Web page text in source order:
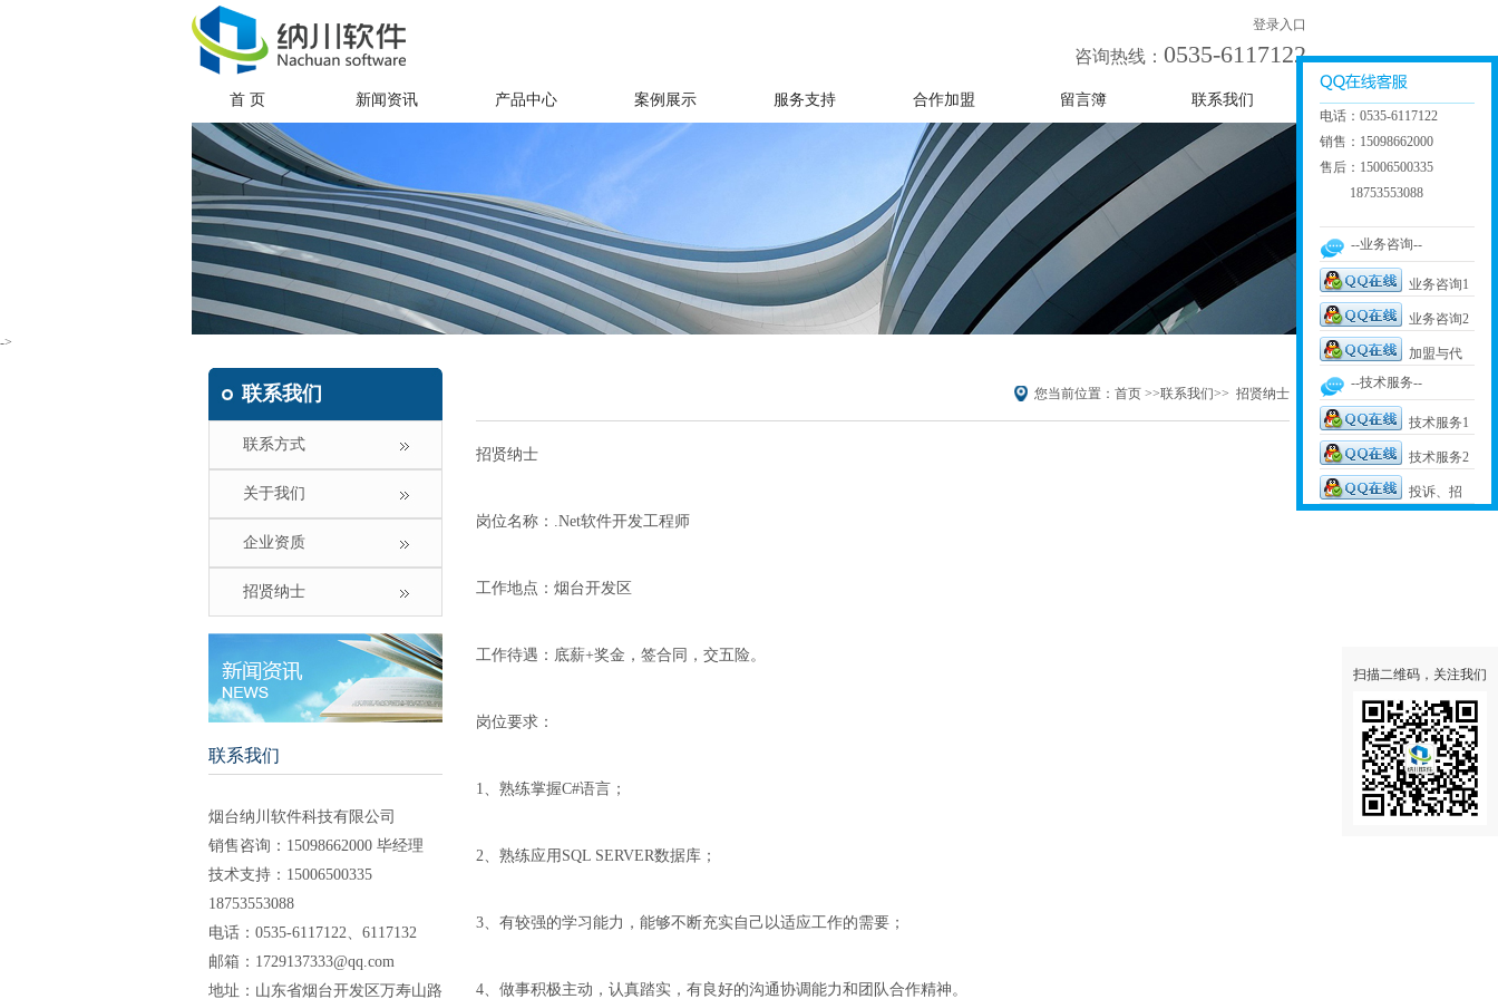
登录入口
咨询热线： 0535-6117122
首 页 新闻资讯 产品中心 案例展示 服务支持 合作加盟 留言簿 联系我们
->
联系我们
联系方式
关于我们
企业资质
招贤纳士
联系我们
烟台纳川软件科技有限公司
销售咨询：15098662000 毕经理
技术支持：15006500335
18753553088
电话：0535-6117122、6117132
邮箱： 1729137333@qq.com
地址：山东省烟台开发区万寿山路
您当前位置： 首页 >>联系我们>> 招贤纳士
招贤纳士
岗位名称：.Net软件开发工程师
工作地点：烟台开发区
工作待遇：底薪+奖金，签合同，交五险。
岗位要求：
1、熟练掌握C#语言；
2、熟练应用SQL SERVER数据库；
3、有较强的学习能力，能够不断充实自己以适应工作的需要；
4、做事积极主动，认真踏实，有良好的沟通协调能力和团队合作精神。
扫描二维码，关注我们
电话：0535-6117122
销售：15098662000
售后：15006500335
18753553088
--业务咨询--
业务咨询1
业务咨询2
加盟与代
理 --技术服务--
技术服务1
技术服务2
投诉、招